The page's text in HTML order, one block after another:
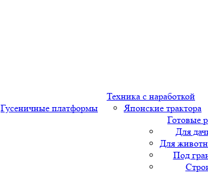
Гусеничные платформы
Техника с наработкой
Японские трактора
Готовые
Для
Для
Под